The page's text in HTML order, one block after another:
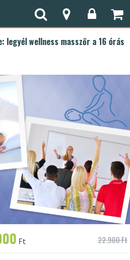
legyél wellness masszőr a 16 órás
Ft 22.900 Ft